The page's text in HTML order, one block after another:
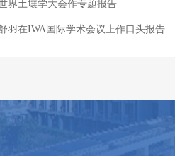
界土壤学大会作专题报告
羽在IWA国际学术会议上作口头报告